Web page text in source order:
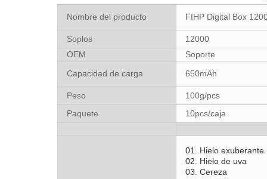
Nombre del producto FIHP Digital Box
Soplos
12000
OEM
Soporte
Capacidad de carga
650mAh
Peso
100g/pcs
Paquete
10pcs/caja
01. Hielo exuberante
02. Hielo de uva
03. Cereza